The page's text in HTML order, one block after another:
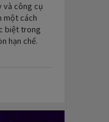
và công cụ
một cách
biệt trong
hạn chế.